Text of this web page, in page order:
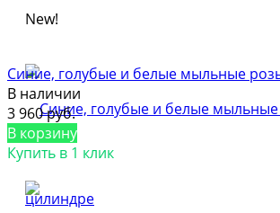
New!
Синие, голубые и белые мыльные
В наличии
3 960 руб.
В корзину
Купить в 1 клик